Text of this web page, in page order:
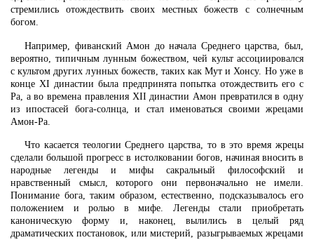
стремились отождествить своих местных божеств с солнечным
богом.
Например, фиванский Амон до начала Среднего царства, был,
вероятно, типичным лунным божеством, чей культ ассоциировался
с культом других лунных божеств, таких как Мут и Хонсу. Но уже в
конце XI династии была предпринята попытка отождествить его с
Ра, а во времена правления XII династии Амон превратился в одну
из ипостасей бога-солнца, и стал именоваться своими жрецами
Амон-Ра.
Что касается теологии Среднего царства, то в это время жрецы
сделали большой прогресс в истолковании богов, начиная вносить в
народные легенды и мифы сакральный философский и
нравственный смысл, которого они первоначально не имели.
Понимание бога, таким образом, естественно, подсказывалось его
положением и ролью в мифе. Легенды стали приобретать
каноническую форму и, наконец, вылились в целый ряд
драматических постановок, или мистерий, разыгрываемых жрецами